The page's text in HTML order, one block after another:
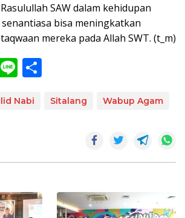
SAW dalam kehidupan
bisa meningkatkan
mereka pada Allah SWT. (t_m)
Li
e ar
Nabi Sitalang Wabup Agam